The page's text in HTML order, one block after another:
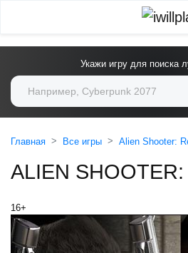
Укажи игру для поиска
Главная Все игры Alien Shooter:
ALIEN
16+